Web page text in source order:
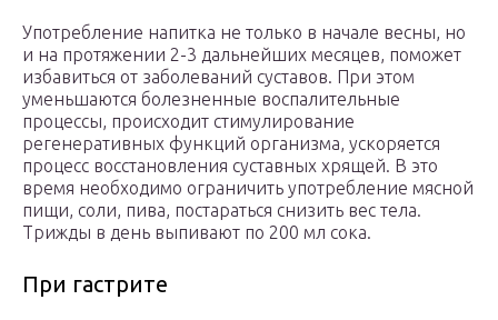
Употребление напитка не только в начале весны, но
и на протяжении 2-3 дальнейших месяцев, поможет
избавиться от заболеваний суставов. При этом
уменьшаются болезненные воспалительные
процессы, происходит стимулирование
регенеративных функций организма, ускоряется
процесс восстановления суставных хрящей. В это
время необходимо ограничить употребление мясной
пищи, соли, пива, постараться снизить вес тела.
Трижды в день выпивают по 200 мл сока.
При гастрите